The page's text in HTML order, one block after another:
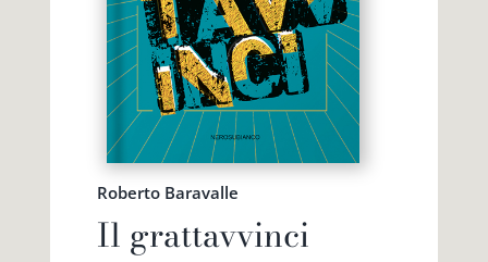
Roberto Baravalle
Il grattavvinci